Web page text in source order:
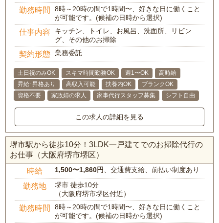
勤務時間
8時～20時の間で1時間〜、好きな日に働くこと
が可能です。(候補の日時から選択)
仕事内容
キッチン、トイレ、お風呂、洗面所、リビン
グ、その他のお掃除
契約形態 業務委託
土日祝のみOK スキマ時間勤務OK 週1〜OK
高時給
昇給･昇格あり
高収入可能 扶養内OK
ブランクOK
資格不要
家政婦の求人 家事代行スタッフ募集 シフト自由
この求人の詳細を見る
堺市駅から徒歩10分！3LDK一戸建てでのお掃除代行の
お仕事（大阪府堺市堺区）
時給 1,500〜1,860円 、交通費支給、前払い制度あり
勤務地
堺市 徒歩10分
（大阪府堺市堺区付近）
勤務時間
8時～20時の間で1時間〜、好きな日に働くこと
が可能です。(候補の日時から選択)